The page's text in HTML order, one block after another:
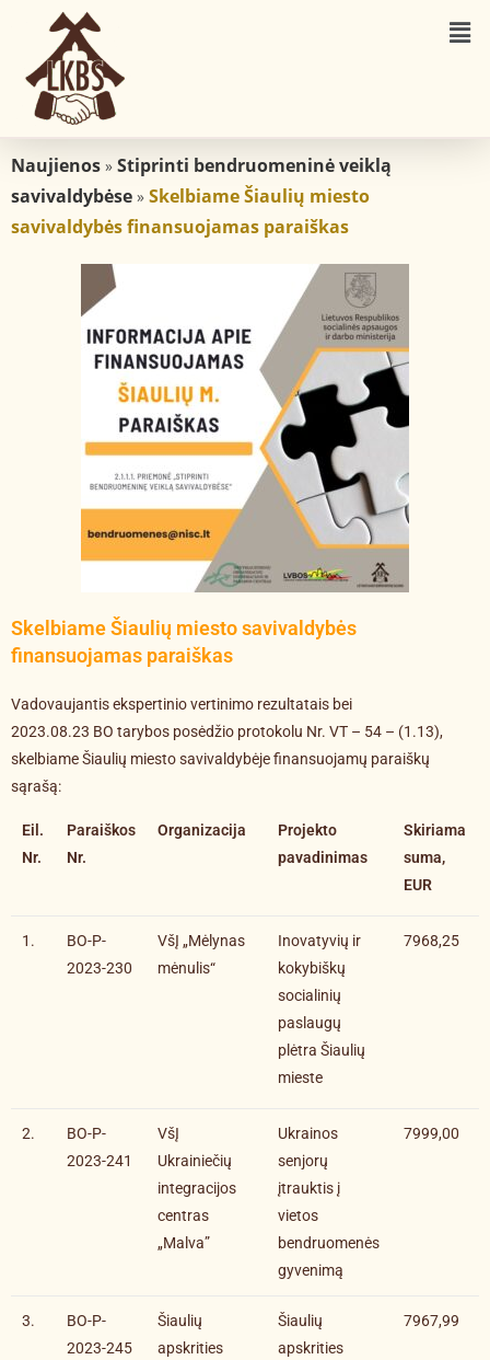
Naujienos » Stiprinti bendruomeninė veiklą
savivaldybėse » Skelbiame Šiaulių miesto
savivaldybės finansuojamas paraiškas
Skelbiame Šiaulių miesto savivaldybės
finansuojamas paraiškas
Vadovaujantis ekspertinio vertinimo rezultatais bei
2023.08.23 BO tarybos posėdžio protokolu Nr. VT – 54 – (1.13),
skelbiame Šiaulių miesto savivaldybėje finansuojamų paraiškų
sąrašą:
Eil.
Nr.
Paraiškos
Nr.
Organizacija
Projekto
pavadinimas
Skiriama
suma,
EUR
1.
BO-P-
2023-230
VšĮ „Mėlynas
mėnulis“
Inovatyvių ir
kokybiškų
socialinių
paslaugų
plėtra Šiaulių
mieste
7968,25
2.
BO-P-
2023-241
VšĮ
Ukrainiečių
integracijos
centras
„Malva”
Ukrainos
senjorų
įtrauktis į
vietos
bendruomenės
gyvenimą
7999,00
3.
BO-P-
2023-245
Šiaulių
apskrities
Šiaulių
apskrities
7967,99